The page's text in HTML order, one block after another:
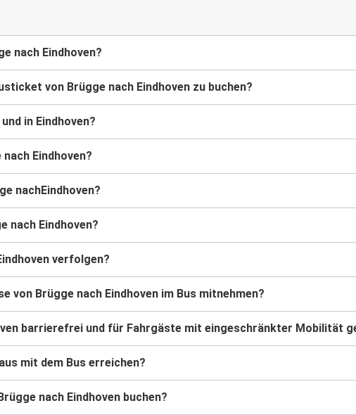
nach Eindhoven?
von Brügge nach Eindhoven zu buchen?
in Eindhoven?
Eindhoven?
nachEindhoven?
nach Eindhoven?
verfolgen?
von Brügge nach Eindhoven im Bus mitnehmen?
barrierefrei und für Fahrgäste mit eingeschränkter Mobilität
mit dem Bus erreichen?
nach Eindhoven buchen?